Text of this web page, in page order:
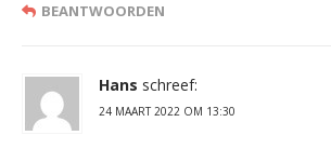
BEANTWOORDEN
Hans schreef:
24 MAART 2022 OM 13:30